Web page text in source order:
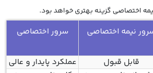
اختصاصی گزینه بهتری خواهد بود.
نیمه اختصاصی سرور اختصاصی
قابل قبول
عملکرد پایدار و عالی